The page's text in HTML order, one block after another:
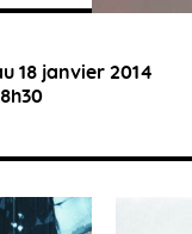
18 janvier 2014